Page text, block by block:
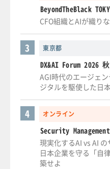
BeyondTheBlack
CFO組織とAIが織り
東京都
3
DX&AI Forum 2026
AGI時代のエージェ
ジタルを駆使した日
オンライン
4
Security
現実化するAI vs AI
日本企業を守る「自
築せよ